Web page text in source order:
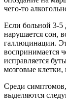
чего-то
Если больной 3-5
нарушается сон,
галлюцинации.
воспринимается
исправляется
мозговые клетки,
Среди
выделяются